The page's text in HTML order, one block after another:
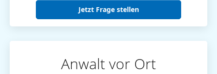
Jetzt Frage stellen
Anwalt vor Ort